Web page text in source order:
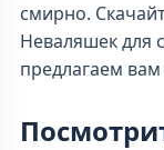
смирно.
Неваляшек для
предлагаем